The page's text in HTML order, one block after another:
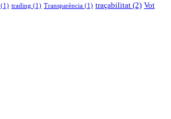
(1) trading (1) Transparència (1) traçabilitat (2) Vot